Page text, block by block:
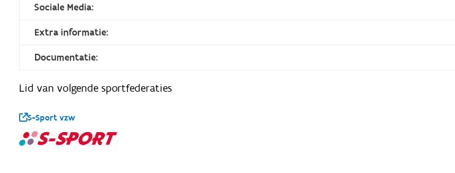
Sociale Media:
Extra informatie:
Documentatie:
Lid van volgende sportfederaties
S-Sport vzw